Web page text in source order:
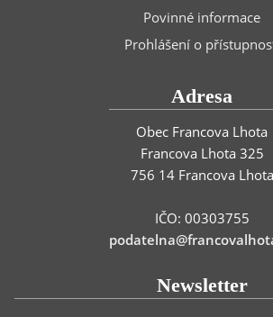
Povinné informace
Prohlášení o
Adresa
Obec Francova Lhota
Francova Lhota 325
756 14 Francova Lhota
IČO: 00303755
Newsletter